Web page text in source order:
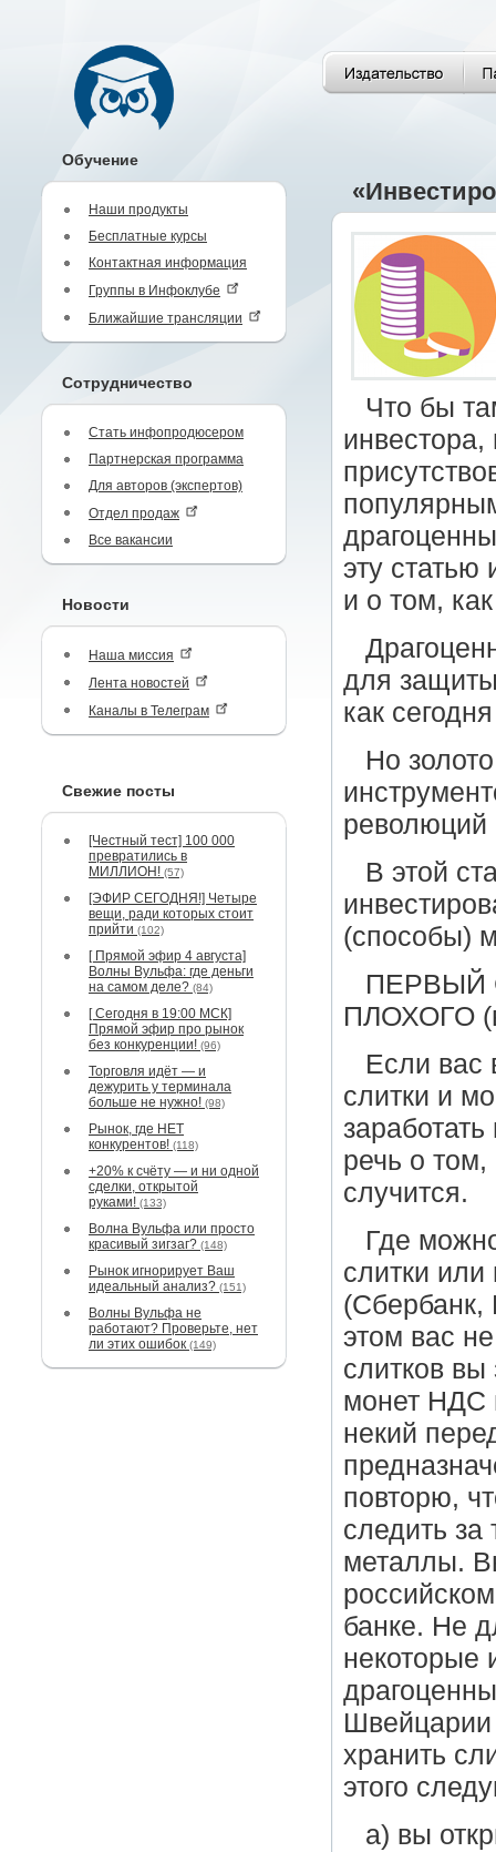
Обучение
Наши продукты
Бесплатные курсы
Контактная информация
Группы в Инфоклубе
Ближайшие трансляции
Сотрудничество
Стать инфопродюсером
Партнерская программа
Для авторов (экспертов)
Отдел продаж
Все вакансии
Новости
Наша миссия
Лента новостей
Каналы в Телеграм
Свежие посты
[Честный тест] 100 000
превратились в
МИЛЛИОН! (57)
[ЭФИР СЕГОДНЯ!] Четыре
вещи, ради которых стоит
прийти (102)
[ Прямой эфир 4 августа]
Волны Вульфа: где деньги
на самом деле? (84)
[ Сегодня в 19:00 МСК]
Прямой эфир про рынок
без конкуренции! (96)
Торговля идёт — и
дежурить у терминала
больше не нужно! (98)
Рынок, где НЕТ
конкурентов! (118)
+20% к счёту — и ни одной
сделки, открытой
руками! (133)
Волна Вульфа или просто
красивый зигзаг? (148)
Рынок игнорирует Ваш
идеальный анализ? (151)
Волны Вульфа не
работают? Проверьте, нет
ли этих ошибок (149)
Что бы
эту статью
и о том,
для
как
Но
революций
В этой
(способы)
ПЕРВЫЙ
ПЛОХОГО
Если вас
слитки и
речь о том,
случится.
Где
слитки
(Сбербанк,
этом вас
слитков
монет НДС
некий
повторю,
следить
металлы.
банке. Не
некоторые
Швейцарии
хранить
этого
а) вы